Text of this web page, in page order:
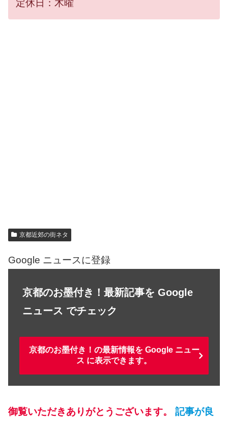
定休日：木曜
京都近郊の街ネタ
Google ニュースに登録
京都のお墨付き！最新記事を Google
ニュース でチェック
京都のお墨付き！の最新情報を Google ニュー
ス に表示できます。
御覧いただきありがとうございます。
記事が良